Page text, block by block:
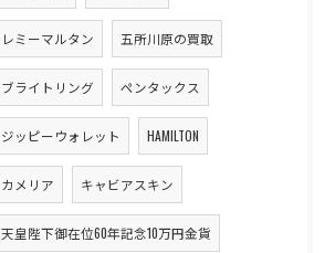
レミーマルタン 五所川原の買取
ブライトリング ペンタックス
ジッピーウォレット HAMILTON
カメリア キャビアスキン
天皇陛下御在位60年記念10万円金貨